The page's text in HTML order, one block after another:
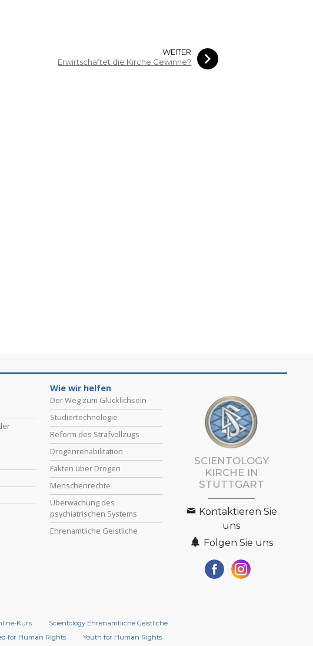
WEITER
Erwirtschaftet die Kirche Gewinne?
Wie wir helfen
Der Weg zum Glücklichsein
Studiertechnologie
Reform des Strafvollzugs
Drogenrehabilitation
Fakten über Drogen
Menschenrechte
Überwachung des
psychiatrischen Systems
Ehrenamtliche Geistliche
SCIENTOLOGY
KIRCHE IN
STUTTGART
Kontaktieren Sie
uns
Folgen Sie uns
Kurs
Scientology Ehrenamtliche Geistliche
for Human Rights Youth for Human Rights